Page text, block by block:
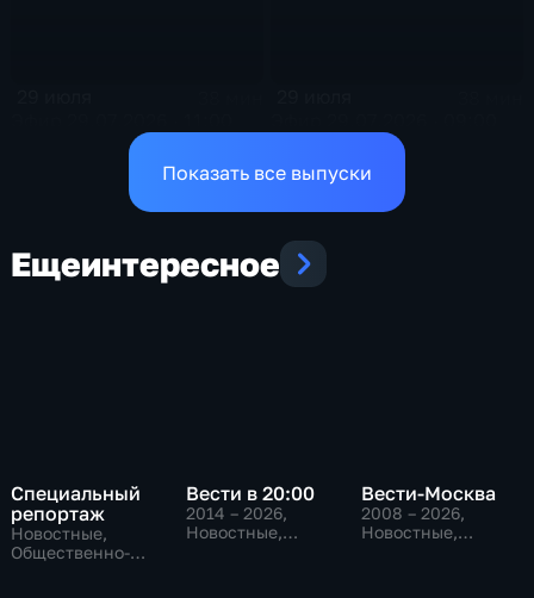
Показать все выпуски
Ещеинтересное
Специальный
репортаж
Новостные,
Общественно-
Вести в 20:00
2014 – 2026,
Новостные,
Вести-Москва
2008 – 2026,
Новостные,